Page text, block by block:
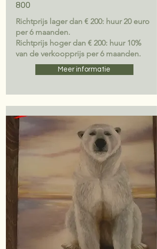
800
Richtprijs lager dan € 200: huur 20 euro
per 6 maanden.
Richtprijs hoger dan € 200: huur 10%
van de verkoopprijs per 6 maanden.
Meer informatie